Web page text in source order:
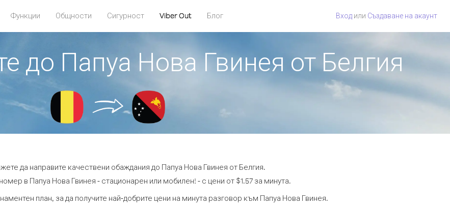
Функции Общности Сигурност Viber Out Блог Вход или Създаване на акаунт
до Папуа Нова Гвинея от Белгия
да направите качествени обаждания до Папуа Нова Гвинея от Белгия.
в Папуа Нова Гвинея - стационарен или мобилен! - с цени от $1.57 за минута.
план, за да получите най-добрите цени на минута разговор към Папуа Нова Гвинея.